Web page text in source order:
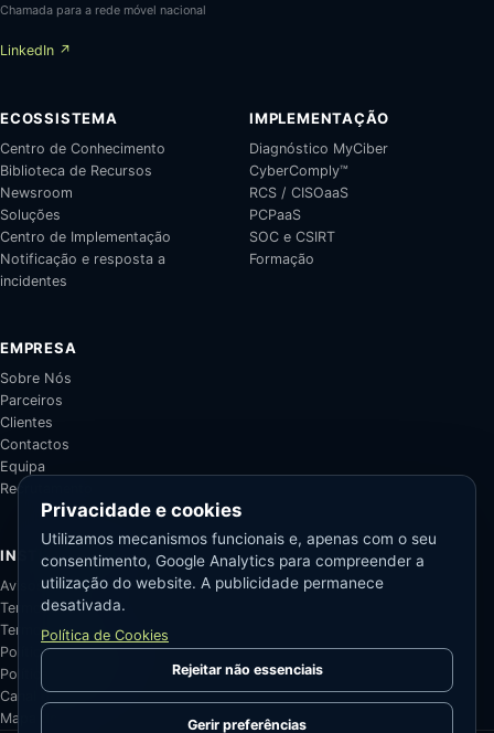
Chamada para a rede móvel nacional
LinkedIn ↗
ECOSSISTEMA
Centro de Conhecimento
Biblioteca de Recursos
Newsroom
Soluções
Centro de Implementação
Notificação e resposta a
incidentes
IMPLEMENTAÇÃO
Diagnóstico MyCiber
CyberComply™
RCS / CISOaaS
PCPaaS
SOC e CSIRT
Formação
EMPRESA
Sobre Nós
Parceiros
Clientes
Contactos
Equipa
Recrutamento
INSTITUCIONAL
Avisos Legais
Termos de Serviço
Termos de Venda
Política de Privacidade
Política de Cookies
Canal de Denúncias
Mapa do Site
Privacidade e cookies
Utilizamos mecanismos funcionais e, apenas com o seu
consentimento, Google Analytics para compreender a
utilização do website. A publicidade permanece
desativada.
Política de Cookies
Rejeitar não essenciais
Gerir preferências